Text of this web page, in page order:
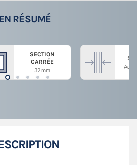
RÉSUMÉ
SECTION
CARRÉE
32 mm